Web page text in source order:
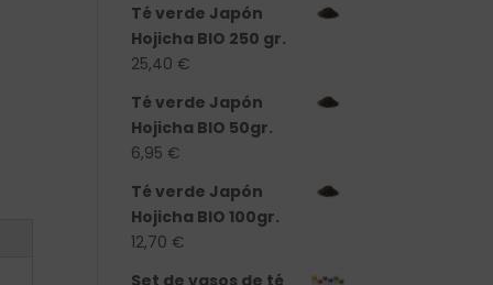
Té verde Japón
Hojicha BIO 250 gr.
25,40 €
Té verde Japón
Hojicha BIO 50gr.
6,95 €
Té verde Japón
Hojicha BIO 100gr.
12,70 €